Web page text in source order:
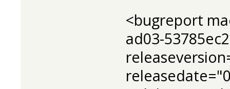
<bugreport
ad03-